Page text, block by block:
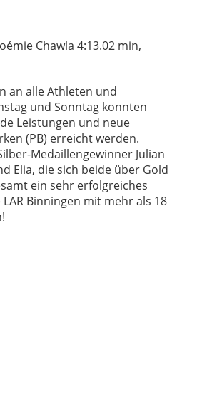
Chawla 4:13.02 min,
an alle Athleten und
und Sonntag konnten
Leistungen und neue
(PB) erreicht werden.
Medaillengewinner Julian
Elia, die sich beide über Gold
ein sehr erfolgreiches
Binningen mit mehr als 18